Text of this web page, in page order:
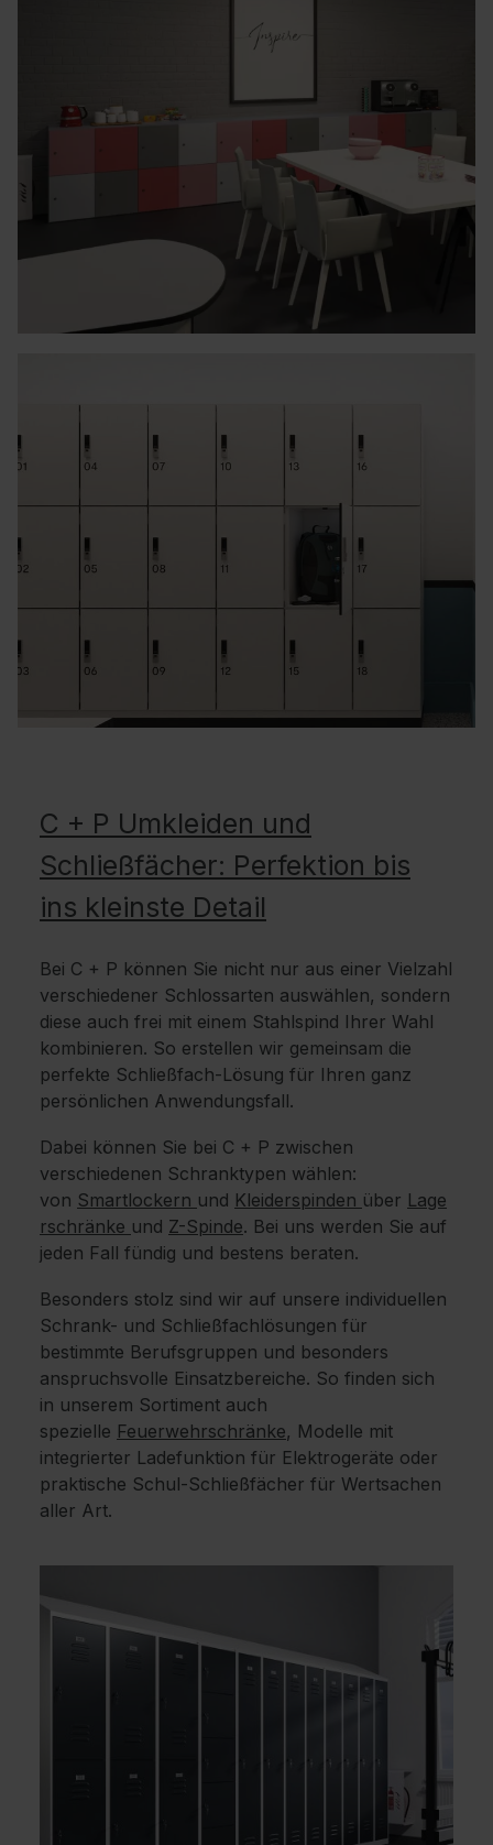
C + P Umkleiden und
Schließfächer: Perfektion bis
ins kleinste Detail
Bei C + P können Sie nicht nur aus einer Vielzahl
verschiedener Schlossarten auswählen, sondern
diese auch frei mit einem Stahlspind Ihrer Wahl
kombinieren. So erstellen wir gemeinsam die
perfekte Schließfach-Lösung für Ihren ganz
persönlichen Anwendungsfall.
Dabei können Sie bei C + P zwischen
verschiedenen Schranktypen wählen:
von Smartlockern und Kleiderspinden über Lage
rschränke und Z-Spinde. Bei uns werden Sie auf
jeden Fall fündig und bestens beraten.
Besonders stolz sind wir auf unsere individuellen
Schrank- und Schließfachlösungen für
bestimmte Berufsgruppen und besonders
anspruchsvolle Einsatzbereiche. So finden sich
in unserem Sortiment auch
spezielle Feuerwehrschränke, Modelle mit
integrierter Ladefunktion für Elektrogeräte oder
praktische Schul-Schließfächer für Wertsachen
aller Art.